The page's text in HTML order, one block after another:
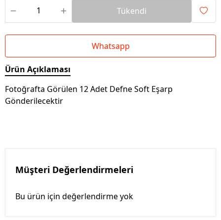
Tükendi
Whatsapp
Ürün Açıklaması
Fotoğrafta Görülen 12 Adet Defne Soft Eşarp
Gönderilecektir
Müşteri Değerlendirmeleri
Bu ürün için değerlendirme yok